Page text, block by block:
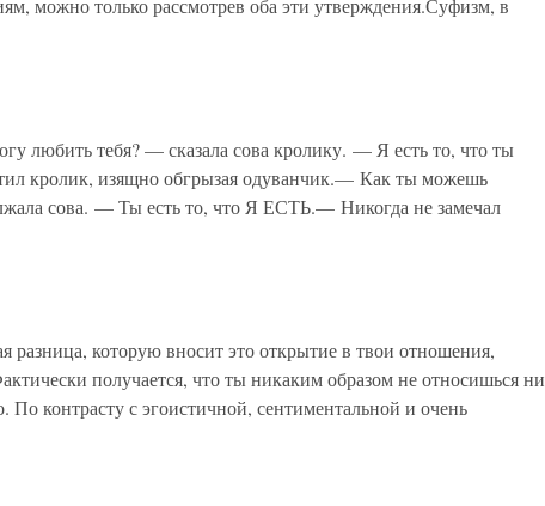
можно только рассмотрев оба эти утверждения.Суфизм, в
любить тебя? — сказала сова кролику. — Я есть то, что ты
кролик, изящно обгрызая одуванчик.— Как ты можешь
сова. — Ты есть то, что Я ЕСТЬ.— Никогда не замечал
которую вносит это открытие в твои отношения,
получается, что ты никаким образом не относишься ни
По контрасту с эгоистичной, сентиментальной и очень